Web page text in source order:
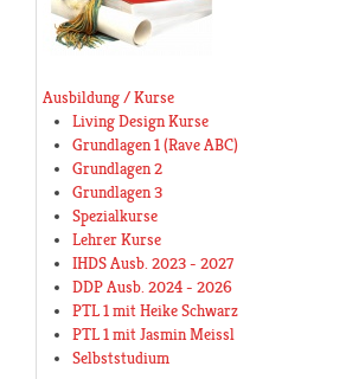
Ausbildung / Kurse
Living Design Kurse
Grundlagen 1 (Rave ABC)
Grundlagen 2
Grundlagen 3
Spezialkurse
Lehrer Kurse
IHDS Ausb. 2023 - 2027
DDP Ausb. 2024 - 2026
PTL 1 mit Heike Schwarz
PTL 1 mit Jasmin Meissl
Selbststudium